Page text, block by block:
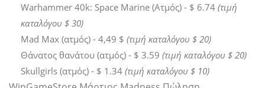
Warhammer 40k: Space Marine (Ατμός) - $ 6.74 (τιμή
καταλόγου $ 30)
Mad Max (ατμός) - 4,49 $ (τιμή καταλόγου $ 20)
Θάνατος θανάτου (ατμός) - $ 3.59 (τιμή καταλόγου $ 20)
Skullgirls (ατμός) - $ 1.34 (τιμή καταλόγου $ 10)